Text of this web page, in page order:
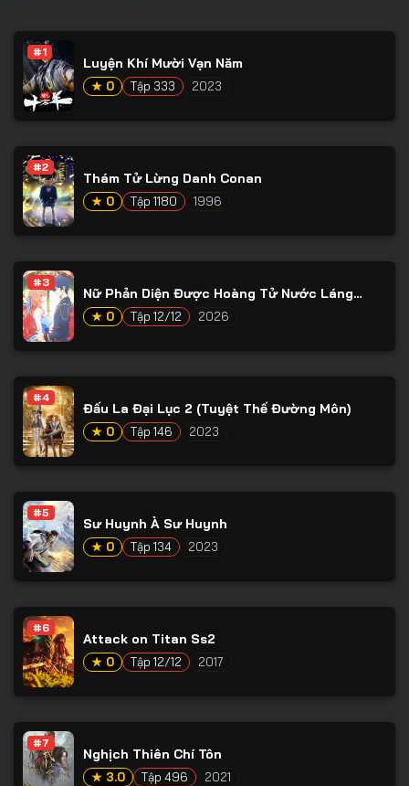
#1
Luyện Khí Mười Vạn Năm
★ 0 Tập 333 2023
#2
Thám Tử Lừng Danh Conan
★ 0 Tập 1180 1996
#3
Nữ Phản Diện Được Hoàng Tử Nước Láng
Giềng Yêu Mến
★ 0 Tập 12/12 2026
#4
Đấu La Đại Lục 2 (Tuyệt Thế Đường Môn)
★ 0 Tập 146 2023
#5
Sư Huynh À Sư Huynh
★ 0 Tập 134 2023
#6
Attack on Titan Ss2
★ 0 Tập 12/12 2017
#7
Nghịch Thiên Chí Tôn
★ 3.0 Tập 496 2021